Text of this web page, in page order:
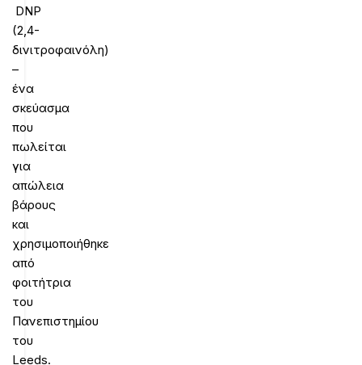
DNP
(2,4-
δινιτροφαινόλη)
–
ένα
σκεύασμα
που
πωλείται
για
απώλεια
βάρους
και
χρησιμοποιήθηκε
από
φοιτήτρια
του
Πανεπιστημίου
του
Leeds.